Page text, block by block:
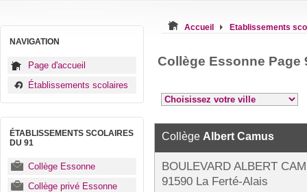
NAVIGATION
Page d'accueil
Établissements scolaires
ÉTABLISSEMENTS SCOLAIRES
DU 91
Collège Essonne
Collège privé Essonne
Accueil Etablissements
Collège Essonne Page
Collège Albert Camus
BOULEVARD ALBERT
91590 La Ferté-Alais